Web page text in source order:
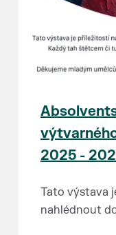
2025 -
Tato výstava
nahlédnout